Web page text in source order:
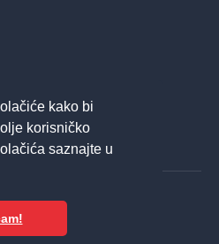
kako bi
korisničko
saznajte u
| All Rights Reserved